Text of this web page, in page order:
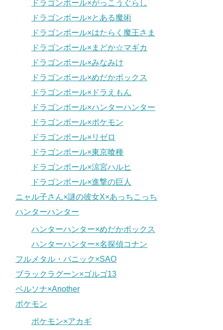
ドラゴンボール×がっこうぐらし
ドラゴンボール×とある魔術
ドラゴンボール×はたらく魔王さま
ドラゴンボール×まどか☆マギカ
ドラゴンボール×みなみけ
ドラゴンボール×めだかボックス
ドラゴンボール×ドラえもん
ドラゴンボール×ハンターハンター
ドラゴンボール×ポケモン
ドラゴンボール×リゼロ
ドラゴンボール×東京喰種
ドラゴンボール×涼宮ハルヒ
ドラゴンボール×進撃の巨人
ニャル子さん×謎の彼女X×あっちこっち
ハンターハンター
ハンターハンター×めだかボックス
ハンターハンター×名探偵コナン
フルメタル・パニック×SAO
ブラックラグーン×ゴルゴ13
ペルソナ×Another
ポケモン
ポケモン×アカギ